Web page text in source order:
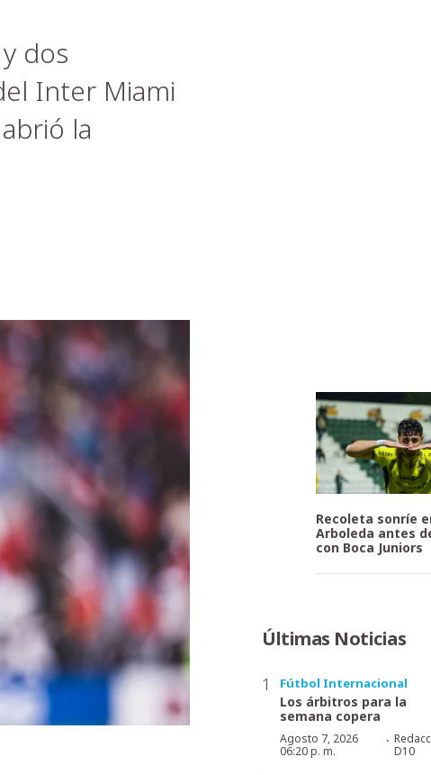
dos
Inter Miami
la
Recoleta sonríe
Arboleda antes
con Boca Juniors
Últimas Noticias
Fútbol Internacional
Los árbitros para la
semana copera
Agosto 7, 2026
06:20 p. m.
·
D10